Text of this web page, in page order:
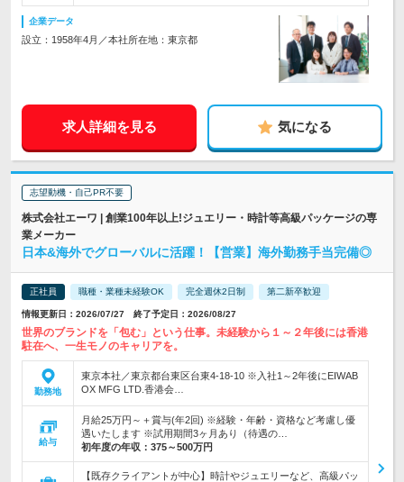
企業データ
設立：1958年4月／本社所在地：東京都
求人詳細を見る 気になる
志望動機・自己PR不要
株式会社エーワ | 創業100年以上!ジュエリー・時計等高級パッケージの専
業メーカー
日本&海外でグローバルに活躍！【営業】海外勤務手当完備◎
正社員 職種・業種未経験OK 完全週休2日制 第二新卒歓迎
情報更新日：2026/07/27 終了予定日：2026/08/27
世界のブランドを「包む」という仕事。未経験から１～２年後には香港
駐在へ、一生モノのキャリアを。
勤務地
東京本社／東京都台東区台東4-18-10 ※入社1～2年後にEIWAB
OX MFG LTD.香港会…
給与
月給25万円～＋賞与(年2回) ※経験・年齢・資格など考慮し優
遇いたします ※試用期間3ヶ月あり（待遇の…
初年度の年収： 375～500万円
【既存クライアントが中心】時計やジュエリーなど、高級パッ